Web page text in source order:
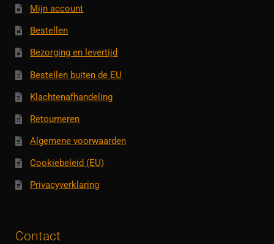
Mijn account
Bestellen
Bezorging en levertijd
Bestellen buiten de EU
Klachtenafhandeling
Retourneren
Algemene voorwaarden
Cookiebeleid (EU)
Privacyverklaring
Contact